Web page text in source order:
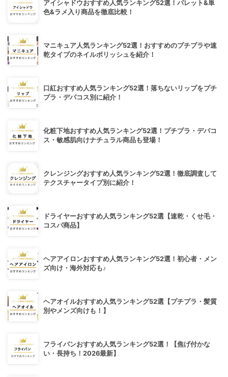
アイシャドウおすすめ人気ランキング52選！パレット&単
色&ラメ入り商品を徹底比較！
マニキュア人気ランキング52選！おすすめのプチプラや速
乾タイプのネイルポリッシュを紹介！
口紅おすすめ人気ランキング52選！落ちないリップをプチ
プラ・デパコス別に紹介！
化粧下地おすすめ人気ランキング52選！プチプラ・デパコ
ス・敏感肌向けナチュラル商品も登場！
クレンジングおすすめ人気ランキング52選！徹底調査して
テクスチャータイプ別に紹介！
ドライヤーおすすめ人気ランキング52選【速乾・くせ毛・
コスパ商品】
ヘアアイロンおすすめ人気ランキング52選！初心者・メン
ズ向け・海外対応も♪
ヘアオイルおすすめ人気ランキング52選【プチプラ・髪質
別やメンズ向けも！】
フライパンおすすめ人気ランキング52選！【焦げ付かな
い・長持ち！2026最新】